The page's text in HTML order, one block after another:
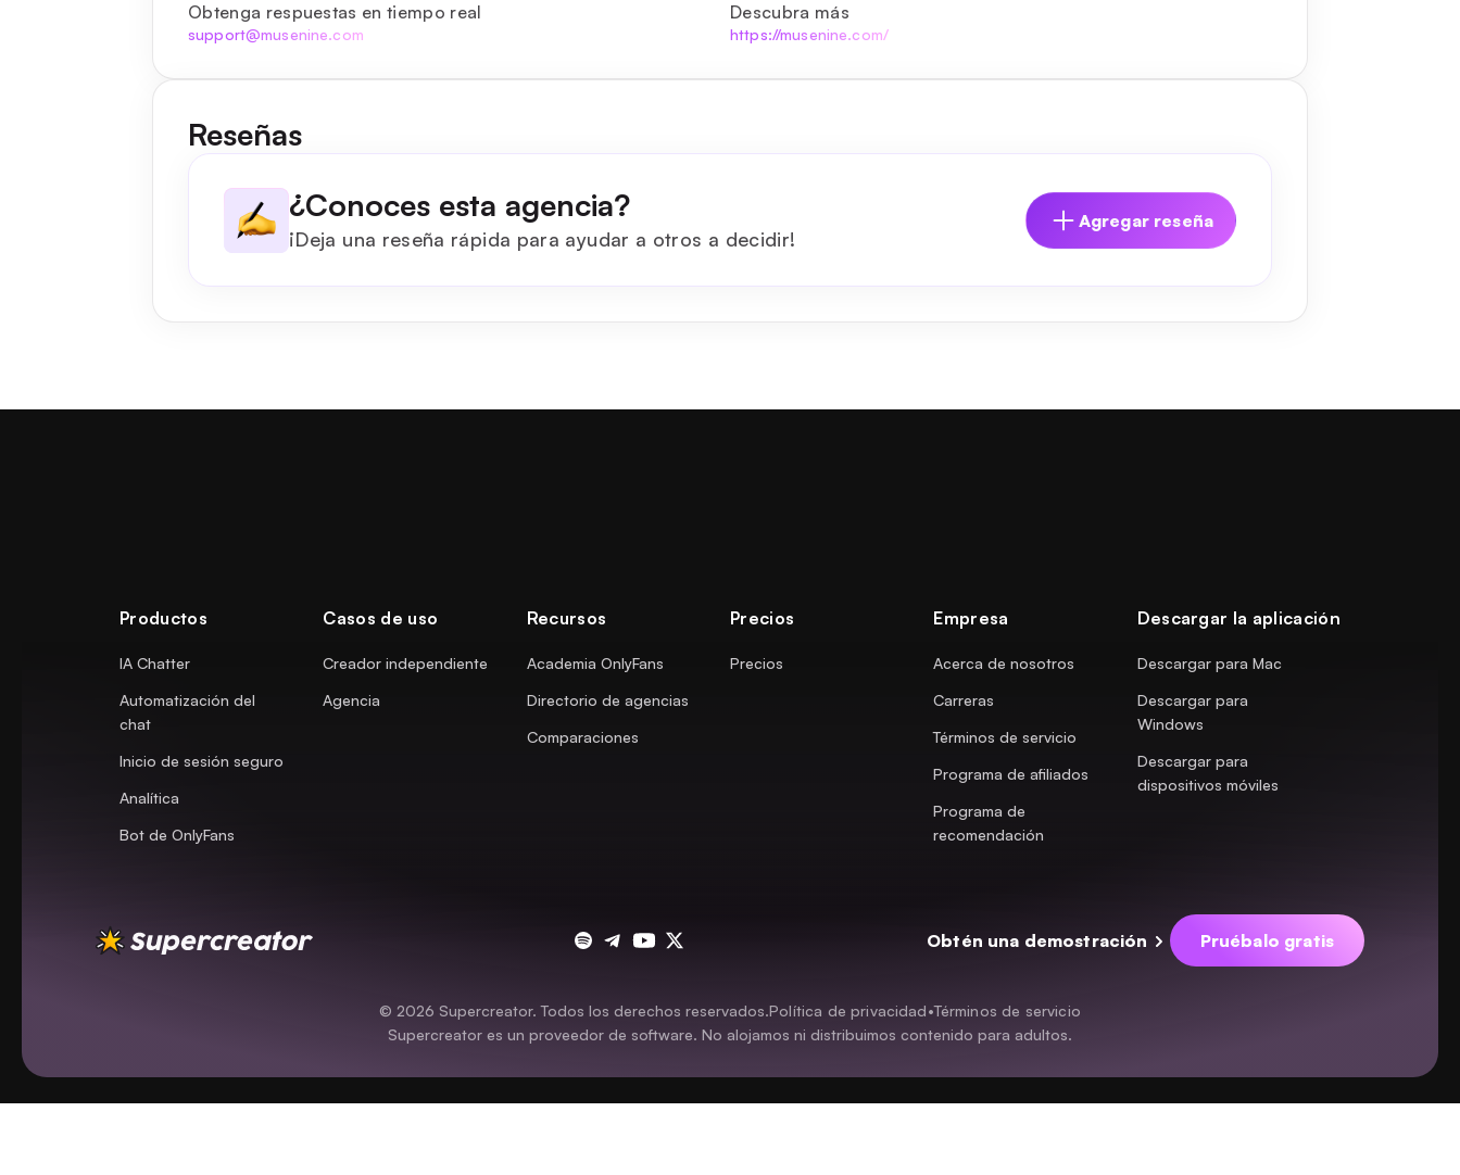
Obtenga respuestas en tiempo real
support@musenine.com
Descubra más
https://musenine.com/
Reseñas
¿Conoces esta agencia?
¡Deja una reseña rápida para ayudar a otros a decidir!
Agregar reseña
Productos
IA Chatter
Automatización del
chat
Inicio de sesión seguro
Analítica
Bot de OnlyFans
Casos de uso
Creador independiente
Agencia
Recursos
Academia OnlyFans
Directorio de agencias
Comparaciones
Precios
Precios
Empresa
Acerca de nosotros
Carreras
Términos de servicio
Programa de afiliados
Programa de
recomendación
Descargar la aplicación
Descargar para Mac
Descargar para
Windows
Descargar para
dispositivos móviles
Obtén una demostración Pruébalo gratis
© 2026 Supercreator. Todos los derechos reservados.Política de privacidad•Términos de servicio
Supercreator es un proveedor de software. No alojamos ni distribuimos contenido para adultos.